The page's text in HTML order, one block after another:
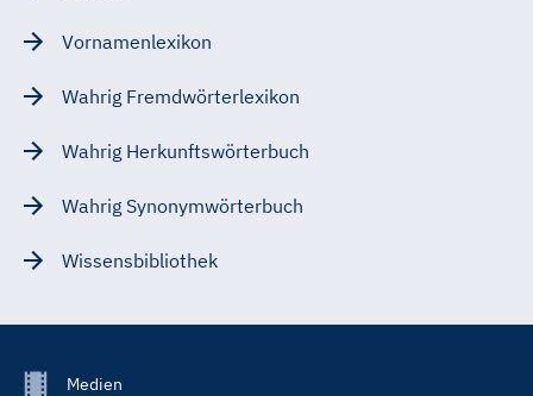
Vornamenlexikon
Wahrig Fremdwörterlexikon
Wahrig Herkunftswörterbuch
Wahrig Synonymwörterbuch
Wissensbibliothek
FooterMedien